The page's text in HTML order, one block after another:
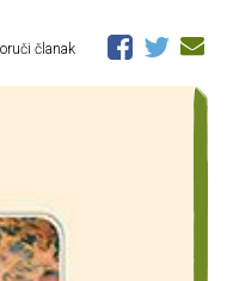
članak